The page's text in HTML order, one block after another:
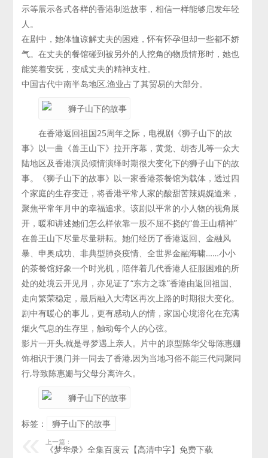
示等展示各式各样的香港制造故事，相信一样能够启发年轻
人。
在剧中，她体恤谅解丈夫的困难，怀有怀孕但却一些都不娇
气。在丈夫的餐馆碰到被另外的人挖角的物质情形时，她也
能笑着安抚，变成丈夫的精神支柱。
中国古代中南半岛地区,渔业占了其贸易的大部分。
在香港返回祖国25周年之际，电视剧《狮子山下的故
事》以一曲《兽王山下》拉开序幕，黄觉、胡杏儿等一众大
陆地区及香港演员倾情演绎时期很大变化下的狮子山下的故
事。《狮子山下的故事》以一家香港茶餐馆为载体，透过四
个家庭的生存变迁，将香港平常人家的酸甜苦辣娓娓道来，
聚焦平常年月中的幸福追求。该剧以平常的小人物的视角展
开，暖和讲述她们怎么样依靠一股不屈不挠的“兽王山精神”
在兽王山下尽量尽量耕耘。她们经历了香港返回、金融风
暴、申奥成功、非典型肺炎疫情、全世界金融海啸……小小
的茶餐馆好象一个时光机，陪伴着几代香港人征服困难的所
处的处境云开见月，亦见证了“东方之珠”香港由返回祖国、
走向繁荣稳定，最后融入大湾区再次上路的时期很大变化。
剧中有暖心的事儿，更有感动人的情，家国心境溶化在充满
烟火气息的生存里，触动每个人的心弦。
影片一开头,就是寻梦遇上亲人。片中的原型陈华父母陈惠姗
饰相识于澳门并一同去了香港,因为当地习俗不能三代同聚同
行,导致陈惠姗与父母分离许久。
标签： 狮子山下的故事
上一篇：
《梦华录》全集百度云【高清中字】免费下载